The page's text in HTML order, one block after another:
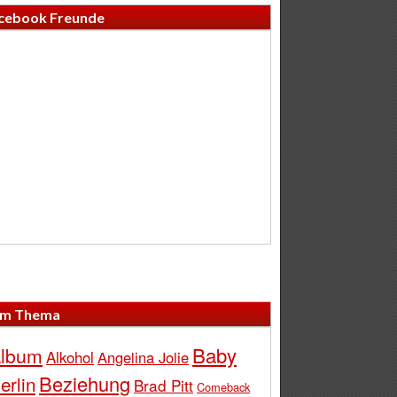
Freunde
Thema
Alkohol Angelina Jolie Baby
Beziehung Brad Pitt Comeback